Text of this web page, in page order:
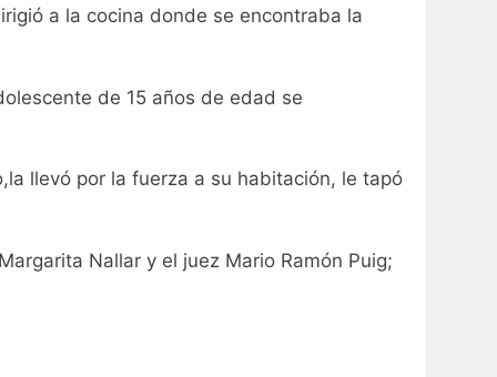
a la cocina donde se encontraba la
de 15 años de edad se
llevó por la fuerza a su habitación, le tapó
Nallar y el juez Mario Ramón Puig;